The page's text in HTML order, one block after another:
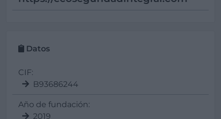
Datos
CIF:
B93686244
Año de fundación:
2019